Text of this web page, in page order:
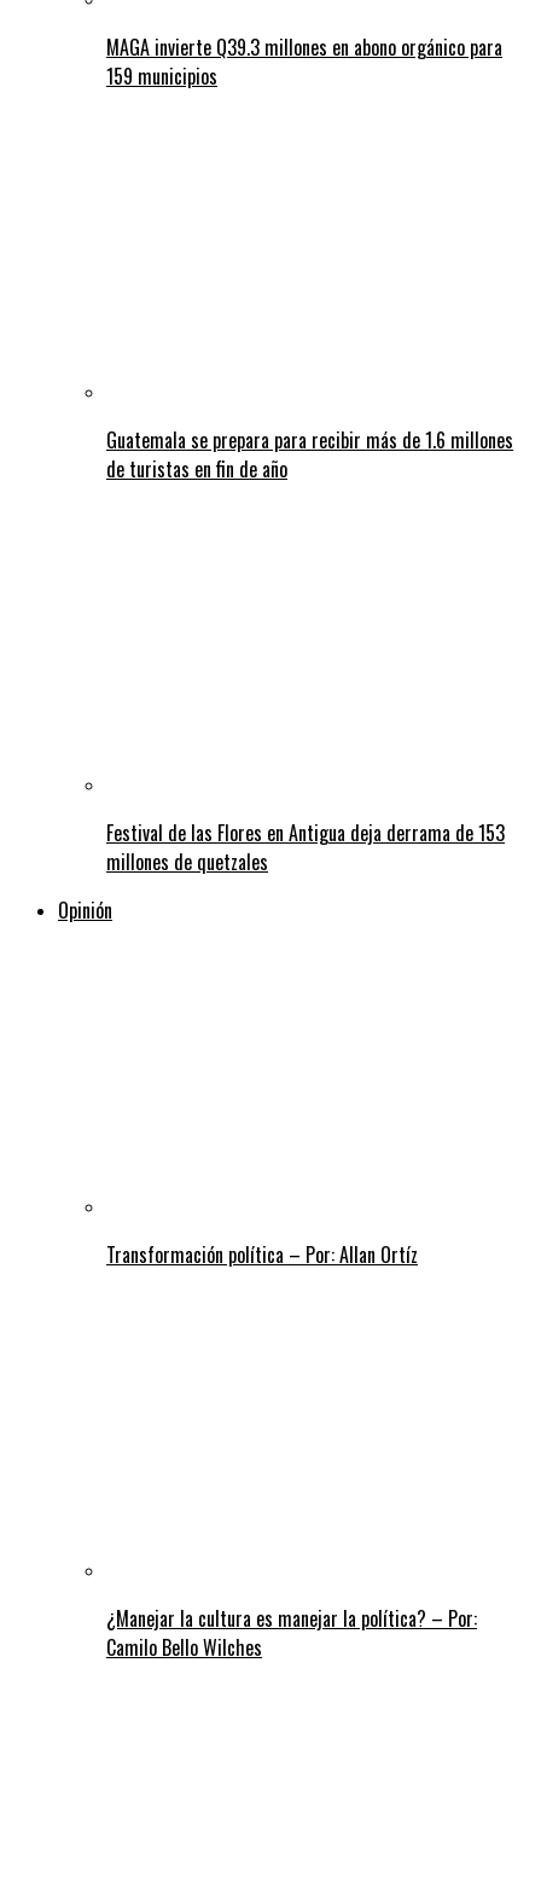
MAGA invierte Q39.3 millones en abono orgánico para
159 municipios
Guatemala se prepara para recibir más de 1.6 millones
de turistas en fin de año
Festival de las Flores en Antigua deja derrama de 153
millones de quetzales
Opinión
Transformación política – Por: Allan Ortíz
¿Manejar la cultura es manejar la política? – Por:
Camilo Bello Wilches